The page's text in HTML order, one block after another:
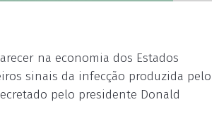
na economia dos Estados
sinais da infecção produzida pelo
pelo presidente Donald